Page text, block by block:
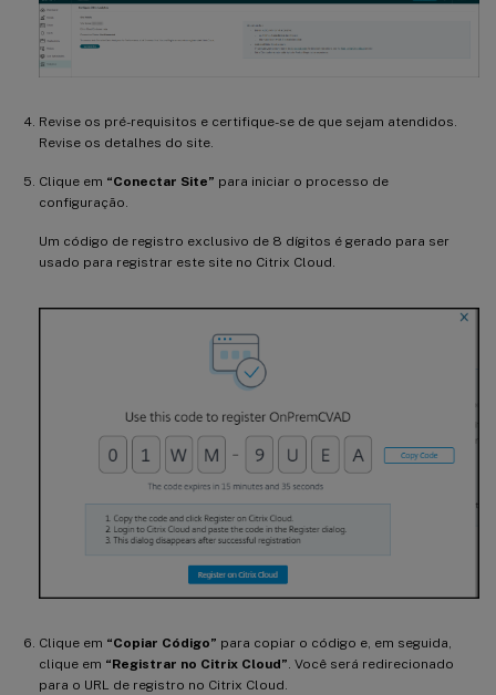
Revise os pré-requisitos e certifique-se de que sejam atendidos.
Revise os detalhes do site.
Clique em “Conectar Site” para iniciar o processo de
configuração.
Um código de registro exclusivo de 8 dígitos é gerado para ser
usado para registrar este site no Citrix Cloud.
Clique em “Copiar Código” para copiar o código e, em seguida,
clique em “Registrar no Citrix Cloud”. Você será redirecionado
para o URL de registro no Citrix Cloud.